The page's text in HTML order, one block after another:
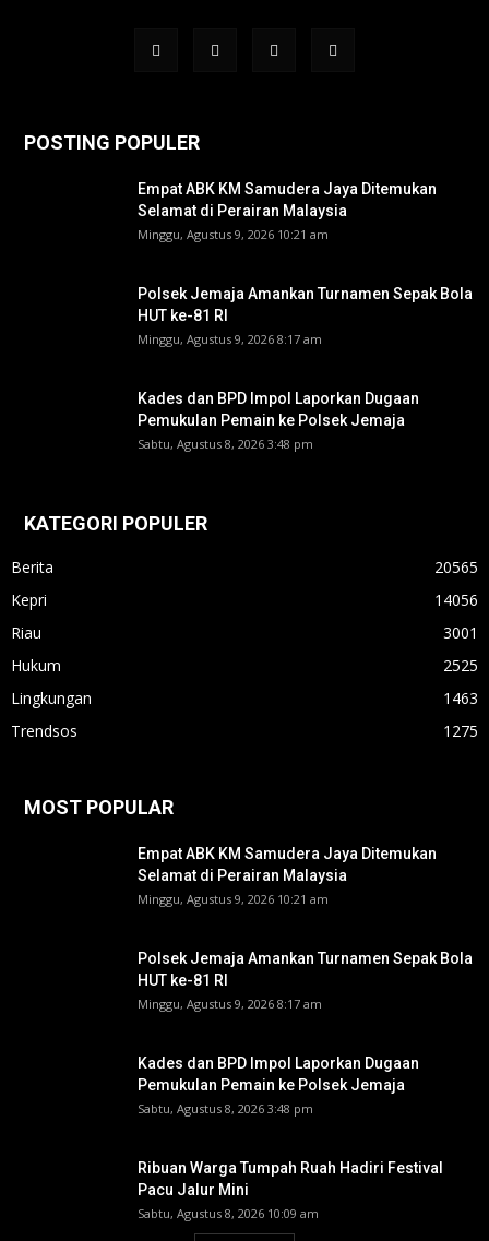
POSTING POPULER
Empat ABK KM Samudera Jaya Ditemukan
Selamat di Perairan Malaysia
Minggu, Agustus 9, 2026 10:21 am
Polsek Jemaja Amankan Turnamen Sepak Bola
HUT ke-81 RI ‎
Minggu, Agustus 9, 2026 8:17 am
Kades dan BPD Impol Laporkan Dugaan
Pemukulan Pemain ke Polsek Jemaja
Sabtu, Agustus 8, 2026 3:48 pm
KATEGORI POPULER
Berita
20565
Kepri
14056
Riau
3001
Hukum
2525
Lingkungan
1463
Trendsos
1275
MOST POPULAR
Empat ABK KM Samudera Jaya Ditemukan
Selamat di Perairan Malaysia
Minggu, Agustus 9, 2026 10:21 am
Polsek Jemaja Amankan Turnamen Sepak Bola
HUT ke-81 RI ‎
Minggu, Agustus 9, 2026 8:17 am
Kades dan BPD Impol Laporkan Dugaan
Pemukulan Pemain ke Polsek Jemaja
Sabtu, Agustus 8, 2026 3:48 pm
Ribuan Warga Tumpah Ruah Hadiri Festival
Pacu Jalur Mini
Sabtu, Agustus 8, 2026 10:09 am